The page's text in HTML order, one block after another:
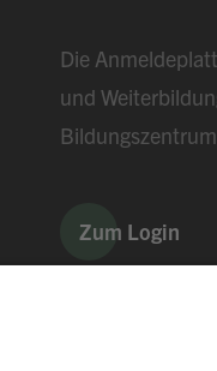
Die
und
Zum Login